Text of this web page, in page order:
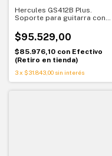
Hercules GS412B Plus.
Soporte para guitarra con
ajustable
$95.529,00
$85.976,10 con Efectivo
(Retiro en tienda)
3x $31.843,00 sin interés